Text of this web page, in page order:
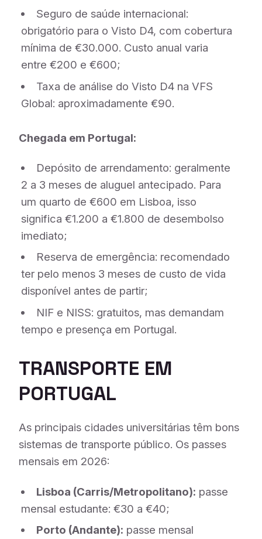
Seguro de saúde internacional:
obrigatório para o Visto D4, com cobertura
mínima de €30.000. Custo anual varia
entre €200 e €600;
Taxa de análise do Visto D4 na VFS
Global: aproximadamente €90.
Chegada em Portugal:
Depósito de arrendamento: geralmente
2 a 3 meses de aluguel antecipado. Para
um quarto de €600 em Lisboa, isso
significa €1.200 a €1.800 de desembolso
imediato;
Reserva de emergência: recomendado
ter pelo menos 3 meses de custo de vida
disponível antes de partir;
NIF e NISS: gratuitos, mas demandam
tempo e presença em Portugal.
TRANSPORTE EM
PORTUGAL
As principais cidades universitárias têm bons
sistemas de transporte público. Os passes
mensais em 2026:
Lisboa (Carris/Metropolitano): passe
mensal estudante: €30 a €40;
Porto (Andante): passe mensal